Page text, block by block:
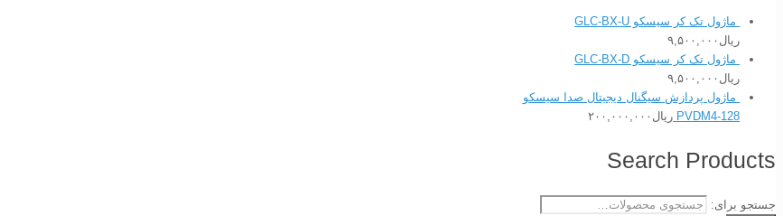
ماژول تک کر سیسکو GLC-BX-U
ریال ۹,۵۰۰,۰۰۰
ماژول تک کر سیسکو GLC-BX-D
ریال ۹,۵۰۰,۰۰۰
ماژول پردازش سیگنال دیجیتال صدا سیسکو
PVDM4-128 ریال ۲۰۰,۰۰۰,۰۰۰
Search Products
جستجو برای: